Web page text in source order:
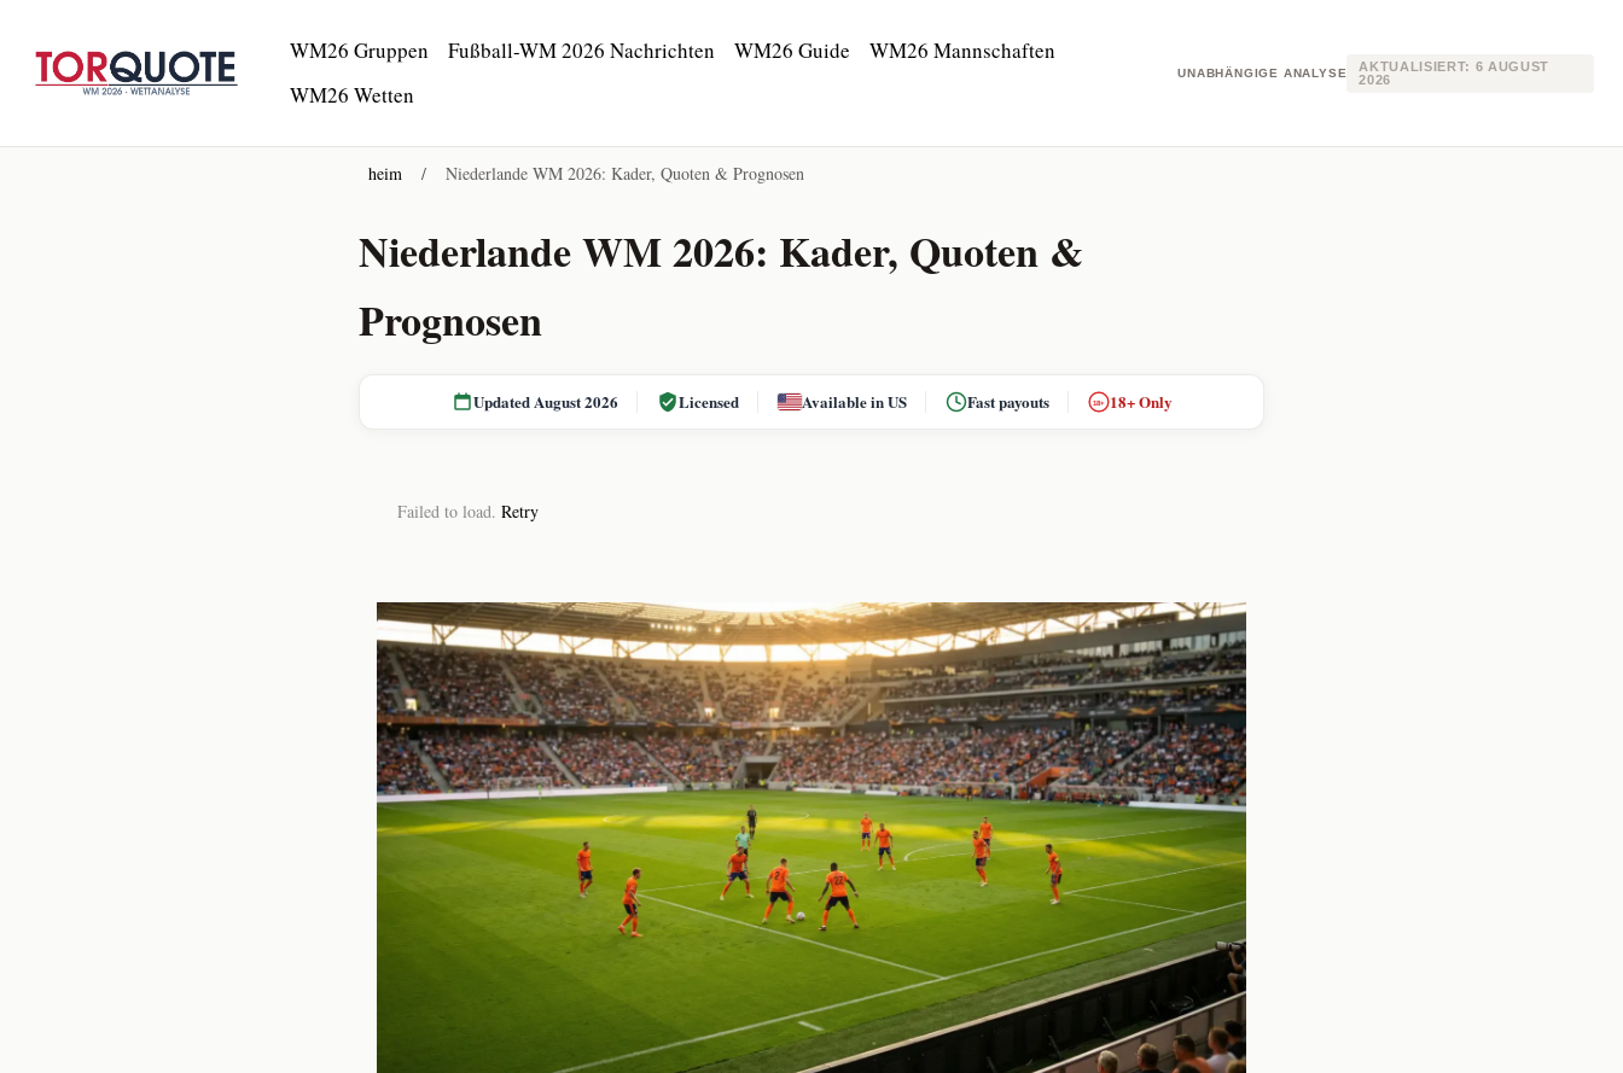
WM26 Gruppen Fußball-WM 2026 Nachrichten WM26 Guide
WM26 Mannschaften
WM26 Wetten
UNABHÄNGIGE ANALYSE AKTUALISIERT: 6 AUGUST
2026
heim / Niederlande WM 2026: Kader, Quoten & Prognosen
Niederlande WM 2026: Kader, Quoten &
Prognosen
Updated August 2026 Licensed Available in US Fast payouts 18+ 18+ Only
Failed to load. Retry